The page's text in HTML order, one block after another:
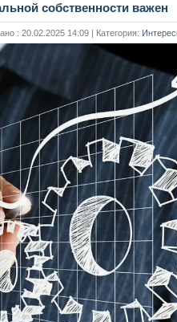
собственности важен
: 20.02.2025 14:09 | Категория: